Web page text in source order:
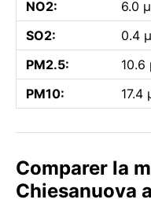
NO2:
6.0
SO2:
0.4
PM2.5:
10.6
PM10:
17.4
Comparer la
Chiesanuova